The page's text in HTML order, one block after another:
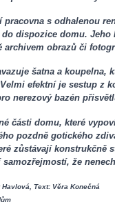
pracovna s odhalenou
do dispozice domu.
archivem obrazů či
šatna a koupelna,
efektní je sestup z
nerezový bazén
části domu, které
pozdně gotického
zůstávají konstrukčně
samozřejmostí, že
Text: Věra Konečná